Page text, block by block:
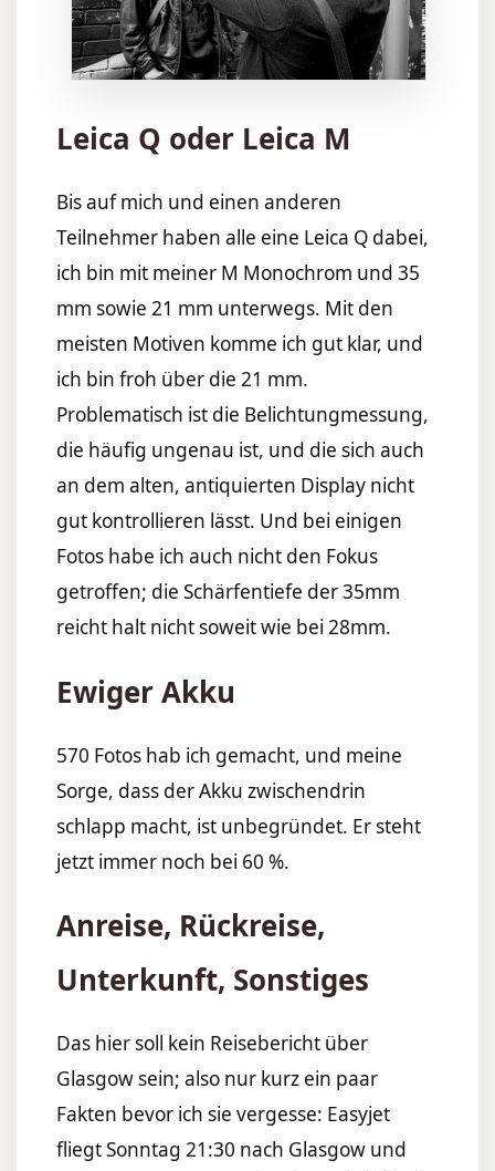
Leica Q oder Leica M
Bis auf mich und einen anderen
Teilnehmer haben alle eine Leica Q dabei,
ich bin mit meiner M Monochrom und 35
mm sowie 21 mm unterwegs. Mit den
meisten Motiven komme ich gut klar, und
ich bin froh über die 21 mm.
Problematisch ist die Belichtungmessung,
die häufig ungenau ist, und die sich auch
an dem alten, antiquierten Display nicht
gut kontrollieren lässt. Und bei einigen
Fotos habe ich auch nicht den Fokus
getroffen; die Schärfentiefe der 35mm
reicht halt nicht soweit wie bei 28mm.
Ewiger Akku
570 Fotos hab ich gemacht, und meine
Sorge, dass der Akku zwischendrin
schlapp macht, ist unbegründet. Er steht
jetzt immer noch bei 60 %.
Anreise, Rückreise,
Unterkunft, Sonstiges
Das hier soll kein Reisebericht über
Glasgow sein; also nur kurz ein paar
Fakten bevor ich sie vergesse: Easyjet
fliegt Sonntag 21:30 nach Glasgow und